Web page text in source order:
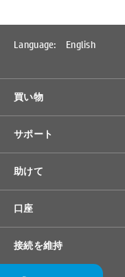
Language: English
買い物
サポート
助けて
口座
接続を維持